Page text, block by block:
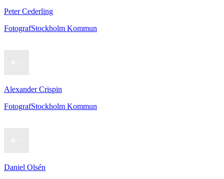
Peter Cederling
FotografStockholm Kommun
Alexander Crispin
FotografStockholm Kommun
Daniel Olsén